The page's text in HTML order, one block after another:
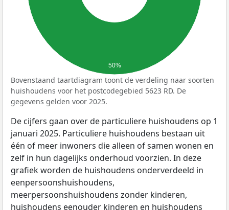
50%
Bovenstaand taartdiagram toont de verdeling naar soorten
huishoudens voor het postcodegebied 5623 RD. De
gegevens gelden voor 2025.
De cijfers gaan over de particuliere huishoudens op 1
januari 2025. Particuliere huishoudens bestaan uit
één of meer inwoners die alleen of samen wonen en
zelf in hun dagelijks onderhoud voorzien. In deze
grafiek worden de huishoudens onderverdeeld in
eenpersoonshuishoudens,
meerpersoonshuishoudens zonder kinderen,
huishoudens eenouder kinderen en huishoudens